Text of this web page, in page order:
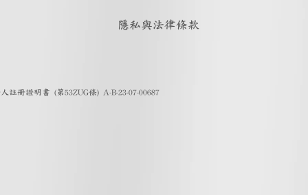
隱私與法律條款
註冊證明書 (第53ZUG條) A-B-23-07-00687